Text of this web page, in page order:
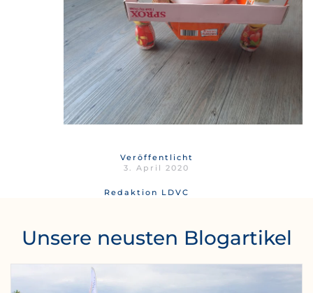
Veröffentlicht
3. April 2020
Redaktion LDVC
Unsere neusten Blogartikel